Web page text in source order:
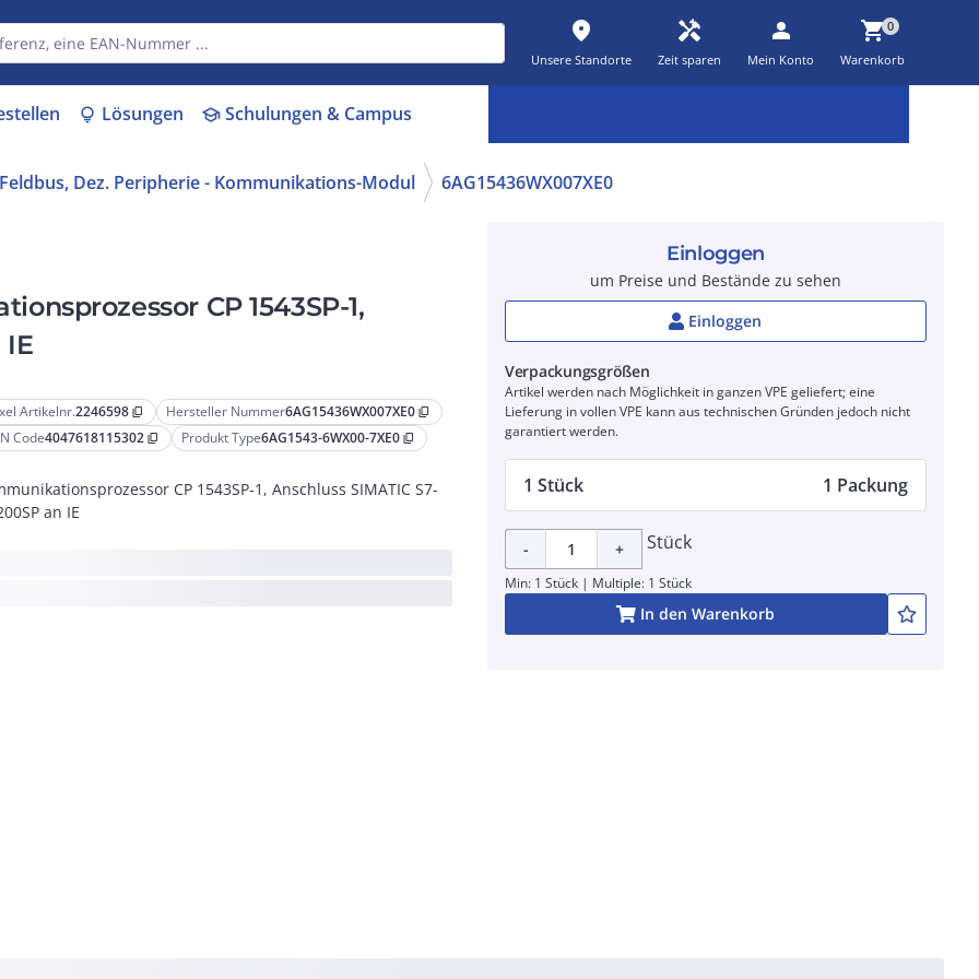
place
Unsere Standorte
handyman
Zeit sparen
person
Mein Konto
shopping_cart0
Warenkorb
lightbulb Lösungen schoolSchulungen & Campus
Feldbus, Dez. Peripherie - Kommunikations-Modul 6AG15436WX007XE0
CP 1543SP-1,
IE
Artikelnr.2246598 content_copy Hersteller Nummer6AG15436WX007XE0 content_copy
Code4047618115302 content_copy Produkt Type6AG1543-6WX00-7XE0 content_copy
CP 1543SP-1, Anschluss SIMATIC S7-
an IE
Einloggen
um Preise und Bestände zu sehen
Einloggen
Verpackungsgrößen
Artikel werden nach Möglichkeit in ganzen VPE geliefert; eine
Lieferung in vollen VPE kann aus technischen Gründen jedoch nicht
garantiert werden.
1 Stück 1 Packung
- + Stück
Min: 1 Stück | Multiple: 1 Stück
In den Warenkorb